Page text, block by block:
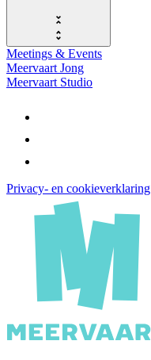
Meetings & Events
Meervaart Jong
Meervaart Studio
Privacy- en cookieverklaring